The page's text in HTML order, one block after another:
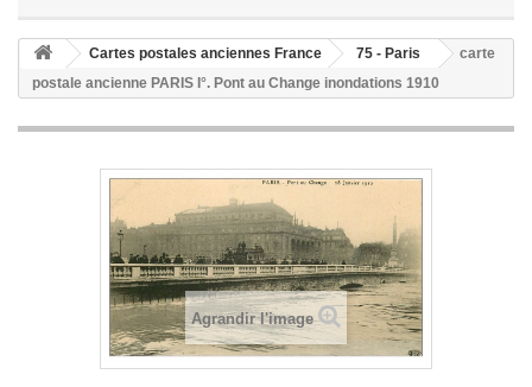
Cartes postales anciennes France 75 - Paris
carte
postale ancienne PARIS I°. Pont au Change inondations 1910
Agrandir l'image